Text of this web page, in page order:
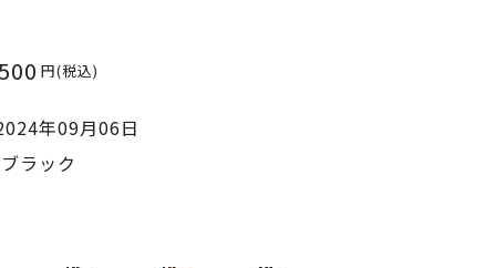
円(税込)
年09月06日
ラック